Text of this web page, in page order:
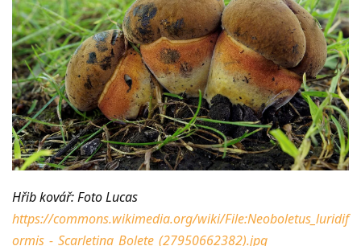
Hřib kovář: Foto Lucas
https://commons.wikimedia.org/wiki/File:Neoboletus_luridif
ormis_-_Scarletina_Bolete_(27950662382).jpg